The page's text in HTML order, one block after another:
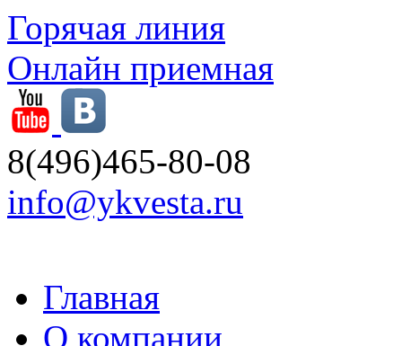
Горячая линия
Онлайн приемная
8(496)465-80-08
info@ykvesta.ru
Главная
О компании